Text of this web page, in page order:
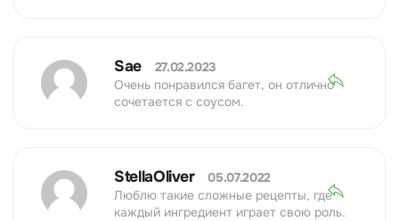
Sae
27.02.2023
Очень понравился багет, он отлично
сочетается с соусом.
StellaOliver
05.07.2022
Люблю такие сложные рецепты, где
каждый ингредиент играет свою роль.